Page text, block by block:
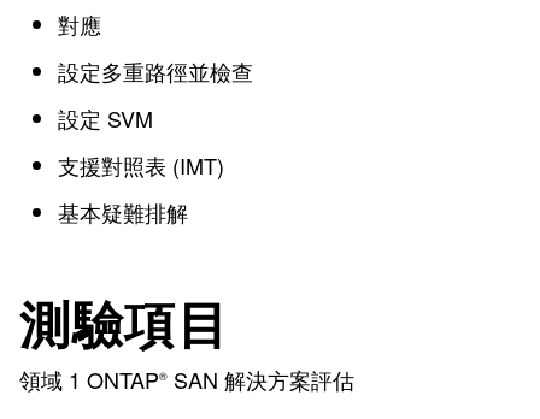
對應
設定多重路徑並檢查
設定 SVM
支援對照表 (IMT)
基本疑難排解
測驗項目
領域 1 ONTAP® SAN 解決方案評估